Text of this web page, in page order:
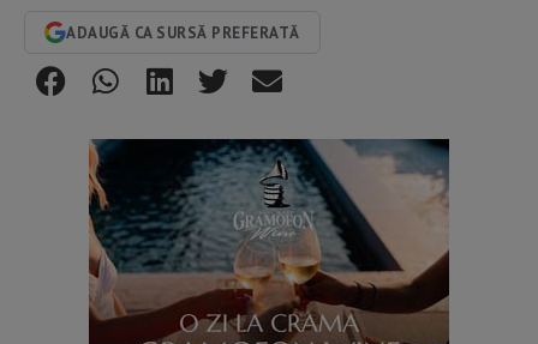
ADAUGĂ CA SURSĂ PREFERATĂ